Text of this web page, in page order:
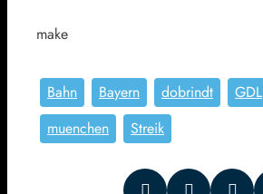
make
Bahn Bayern dobrindt GDL
muenchen
Streik